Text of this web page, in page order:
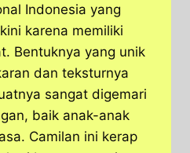
Indonesia yang
karena memiliki
Bentuknya yang unik
dan teksturnya
sangat digemari
baik anak-anak
Camilan ini kerap